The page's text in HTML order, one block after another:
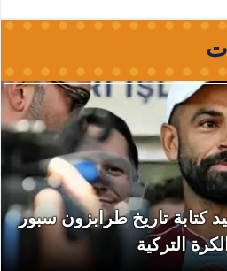
كتابة تاريخ طرابزون سبور
التركية